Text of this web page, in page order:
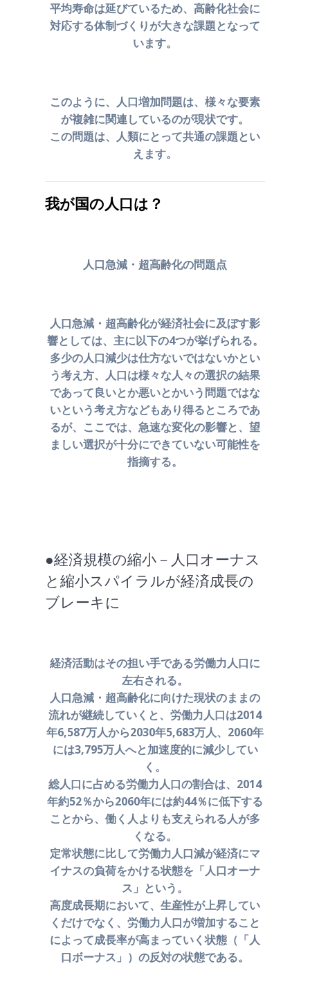
平均寿命は延びているため、 高齢化社会に
対応する体制づくりが大きな課題となって
います。
このように、人口増加問題は、様々な要素
が複雑に関連しているのが現状です。
この問題は、人類にとって共通の課題とい
えます。
我が国の人口は？
人口急減・超高齢化の問題点
人口急減・超高齢化が経済社会に及ぼす影
響としては、 主に以下の4つが挙げられる。
多少の人口減少は仕方ないではないかとい
う考え方、 人口は様々な人々の選択の結果
であって良いとか悪いとかいう問題ではな
いという考え方などもあり得るところであ
るが、 ここでは、急速な変化の影響と、望
ましい選択が十分にできていない可能性を
指摘する。
●経済規模の縮小－人口オーナス
と縮小スパイラルが経済成長の
ブレーキに
経済活動はその担い手である労働力人口に
左右される。
人口急減・超高齢化に向けた現状のままの
流れが継続していくと、 労働力人口は2014
年6,587万人から2030年5,683万人、 2060年
には3,795万人へと加速度的に減少してい
く。
総人口に占める労働力人口の割合は、2014
年約52％から2060年には約44％に低下する
ことから、働く人よりも支えられる人が多
くなる。
定常状態に比して労働力人口減が経済にマ
イナスの負荷をかける状態を「人口オーナ
ス」という。
高度成長期において、生産性が上昇してい
くだけでなく、 労働力人口が増加すること
によって成長率が高まっていく状態（「人
口ボーナス」）の反対の状態である。